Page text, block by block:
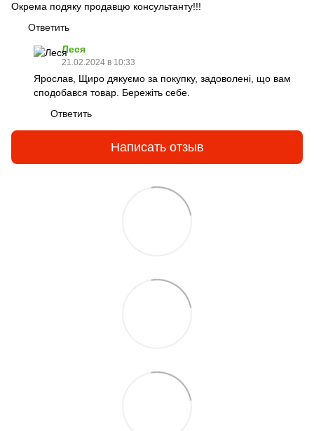
Окрема подяку продавцю консультанту!!!
Ответить
Леся
21.02.2024 в 10:33
Ярослав, Щиро дякуємо за покупку, задоволені, що вам
сподобався товар. Бережіть себе.
Ответить
Написать отзыв